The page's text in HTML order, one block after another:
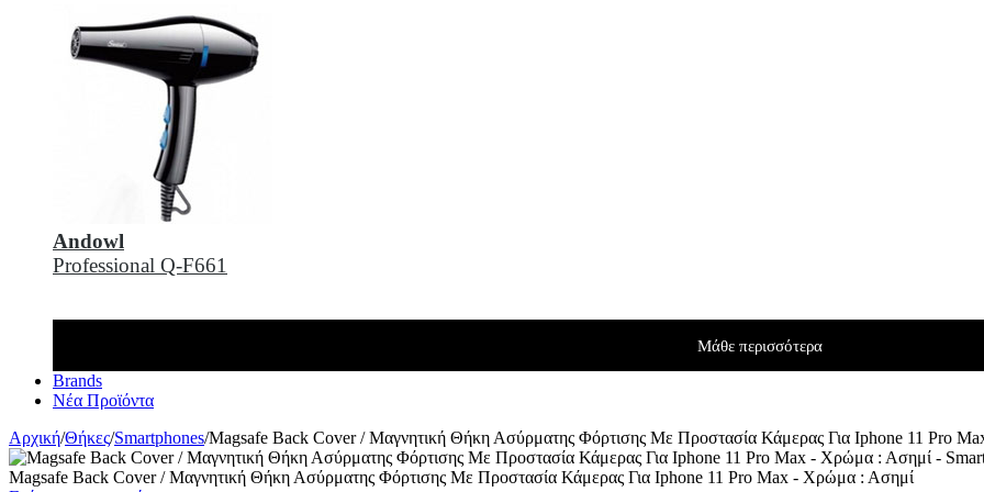
Andowl
Professional Q-F661
Μάθε περισσότερα
Brands
Νέα Προϊόντα
Αρχική/Θήκες/Smartphones/Magsafe Back Cover / Μαγνητική Θήκη Ασύρματης Φόρτισης Με Προστασία Κάμερας Για Iphone 11 Pro
Magsafe Back Cover / Μαγνητική Θήκη Ασύρματης Φόρτισης Με Προστασία Κάμερας Για Iphone 11 Pro Max - Χρώμα : Ασημί